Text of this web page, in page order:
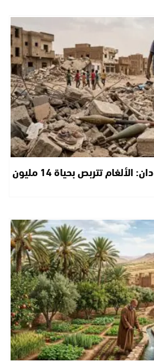
أفخاخ الموت في السودان: الألغام تتربص بحياة 14 مليون